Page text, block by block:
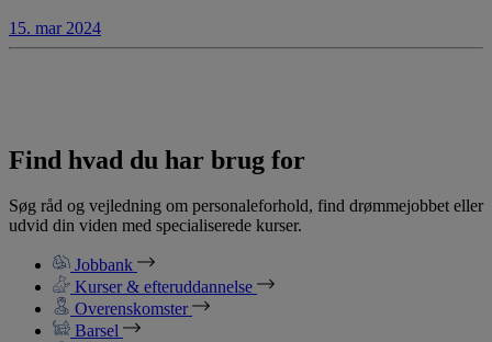
15. mar 2024
Find hvad du har brug for
Søg råd og vejledning om personaleforhold, find drømmejobbet eller
udvid din viden med specialiserede kurser.
Jobbank
Kurser & efteruddannelse
Overenskomster
Barsel